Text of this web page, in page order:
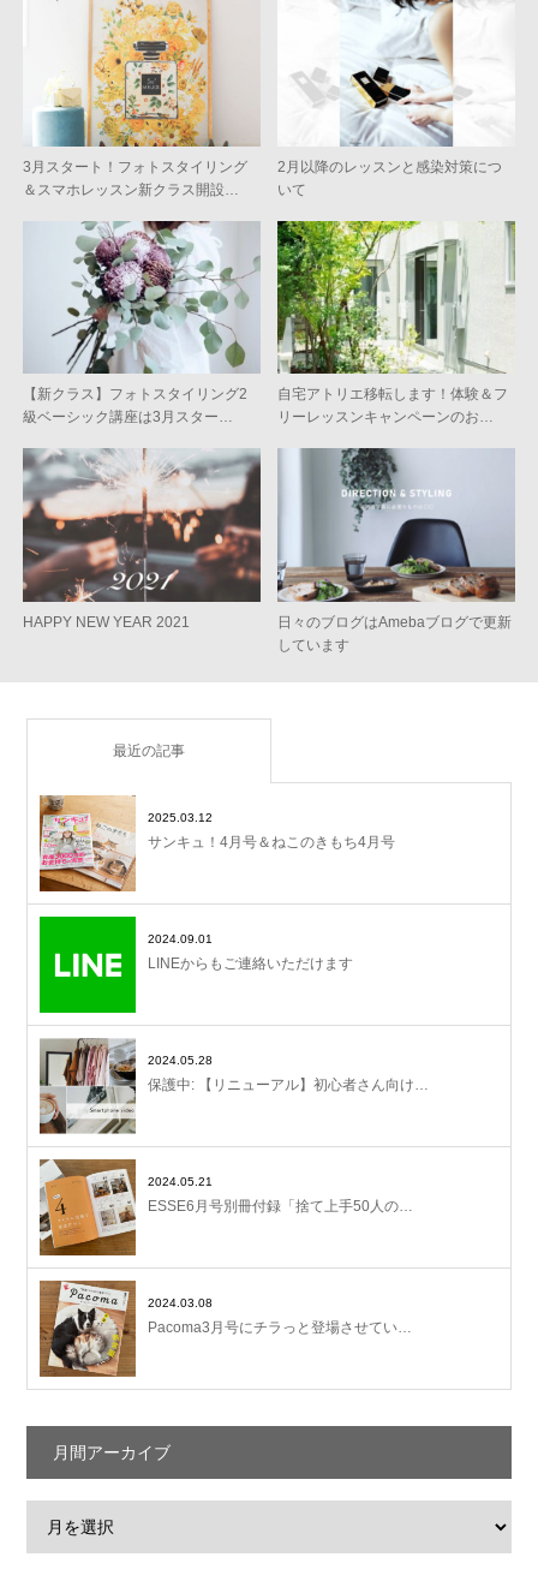
3月スタート！フォトスタイリング
＆スマホレッスン新クラス開設…
2月以降のレッスンと感染対策につ
いて
【新クラス】フォトスタイリング2
級ベーシック講座は3月スター…
自宅アトリエ移転します！体験＆フ
リーレッスンキャンペーンのお…
HAPPY NEW YEAR 2021
日々のブログはAmebaブログで更新
しています
最近の記事
2025.03.12
サンキュ！4月号＆ねこのきもち4月号
2024.09.01
LINEからもご連絡いただけます
2024.05.28
保護中: 【リニューアル】初心者さん向け…
2024.05.21
ESSE6月号別冊付録「捨て上手50人の…
2024.03.08
Pacoma3月号にチラっと登場させてい…
月間アーカイブ